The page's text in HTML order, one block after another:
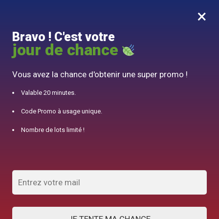
0
10% offert pour 50€ d’achats avec le code DJINN10
gaucher
AFFICHER LES FILTRES
×
Bravo ! C'est votre
jour de chance
Vous avez la chance d'obtenir une super promo !
Valable 20 minutes.
Code Promo à usage unique.
Nombre de lots limité !